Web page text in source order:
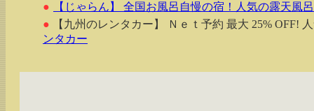
●
【じゃらん】 全国お風呂自慢の宿！人気の露天風
● 【九州のレンタカー】 Ｎｅｔ予約 最大 25% OFF!
ンタカー